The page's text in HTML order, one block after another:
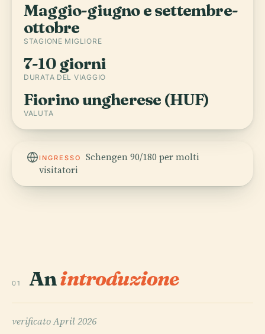
Maggio-giugno e settembre-
ottobre
STAGIONE MIGLIORE
7-10 giorni
DURATA DEL VIAGGIO
Fiorino ungherese (HUF)
VALUTA
INGRESSO
Schengen 90/180 per molti
visitatori
01 Anintroduzione
verificatoApril 2026